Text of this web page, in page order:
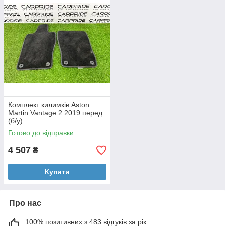
Комплект килимків Aston
Martin Vantage 2 2019 перед.
(б/у)
Готово до відправки
4 507 ₴
Купити
Про нас
100% позитивних з 483 відгуків за рік